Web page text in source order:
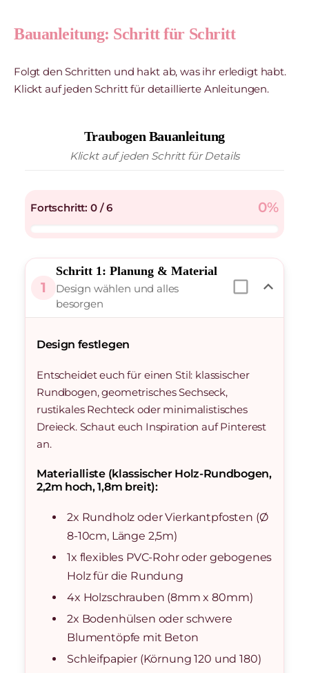
Bauanleitung: Schritt für Schritt
Folgt den Schritten und hakt ab, was ihr erledigt habt.
Klickt auf jeden Schritt für detaillierte Anleitungen.
Traubogen Bauanleitung
Klickt auf jeden Schritt für Details
Fortschritt: 0 / 6 0%
1
Schritt 1: Planung & Material
Design wählen und alles
besorgen
check_box_outline_blank expand_less
Design festlegen
Entscheidet euch für einen Stil: klassischer
Rundbogen, geometrisches Sechseck,
rustikales Rechteck oder minimalistisches
Dreieck. Schaut euch Inspiration auf Pinterest
an.
Materialliste (klassischer Holz-Rundbogen,
2,2m hoch, 1,8m breit):
2x Rundholz oder Vierkantpfosten (Ø
8-10cm, Länge 2,5m)
1x flexibles PVC-Rohr oder gebogenes
Holz für die Rundung
4x Holzschrauben (8mm x 80mm)
2x Bodenhülsen oder schwere
Blumentöpfe mit Beton
Schleifpapier (Körnung 120 und 180)